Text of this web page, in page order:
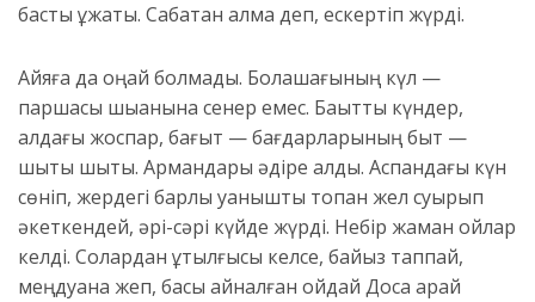
басты құжаты. Сабақтан қалма деп, ескертіп жүрді.
Айяға да оңай болмады. Болашағының күл —
паршасы шыққанына сенер емес. Бақытты күндер,
алдағы жоспар, бағыт — бағдарларының быт —
шыты шықты. Армандары әдіре қалды. Аспандағы күн
сөніп, жердегі барлық қуанышты топан жел суырып
әкеткендей, әрі-сәрі күйде жүрді. Небір жаман ойлар
келді. Солардан құтылғысы келсе, байыз таппай,
меңдуана жеп, басы айналған қойдай Досқа қарай